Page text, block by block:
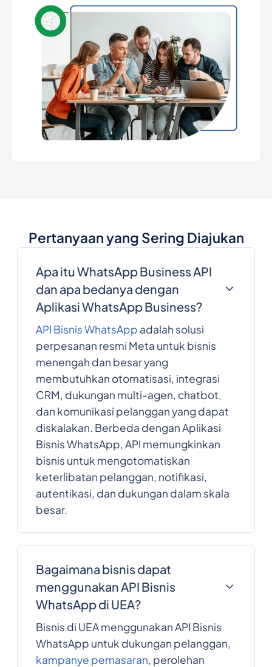
Pertanyaan yang Sering Diajukan
Apa itu WhatsApp Business API
dan apa bedanya dengan
Aplikasi WhatsApp Business?
API Bisnis WhatsApp adalah solusi
perpesanan resmi Meta untuk bisnis
menengah dan besar yang
membutuhkan otomatisasi, integrasi
CRM, dukungan multi-agen, chatbot,
dan komunikasi pelanggan yang dapat
diskalakan. Berbeda dengan Aplikasi
Bisnis WhatsApp, API memungkinkan
bisnis untuk mengotomatiskan
keterlibatan pelanggan, notifikasi,
autentikasi, dan dukungan dalam skala
besar.
Bagaimana bisnis dapat
menggunakan API Bisnis
WhatsApp di UEA?
Bisnis di UEA menggunakan API Bisnis
WhatsApp untuk dukungan pelanggan,
kampanye pemasaran, perolehan